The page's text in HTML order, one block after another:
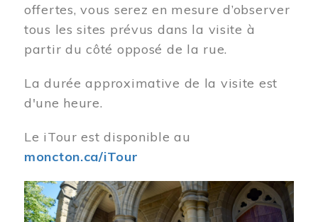
offertes, vous serez en mesure d’observer
tous les sites prévus dans la visite à
partir du côté opposé de la rue.
La durée approximative de la visite est
d'une heure.
Le iTour est disponible au
moncton.ca/iTour